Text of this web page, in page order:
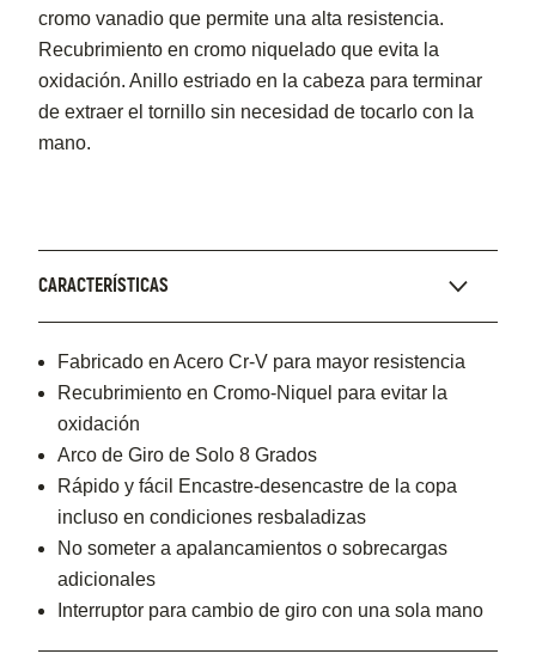
cromo vanadio que permite una alta resistencia.
Recubrimiento en cromo niquelado que evita la
oxidación. Anillo estriado en la cabeza para terminar
de extraer el tornillo sin necesidad de tocarlo con la
mano.
CARACTERÍSTICAS
Fabricado en Acero Cr-V para mayor resistencia
Recubrimiento en Cromo-Niquel para evitar la
oxidación
Arco de Giro de Solo 8 Grados
Rápido y fácil Encastre-desencastre de la copa
incluso en condiciones resbaladizas
No someter a apalancamientos o sobrecargas
adicionales
Interruptor para cambio de giro con una sola mano